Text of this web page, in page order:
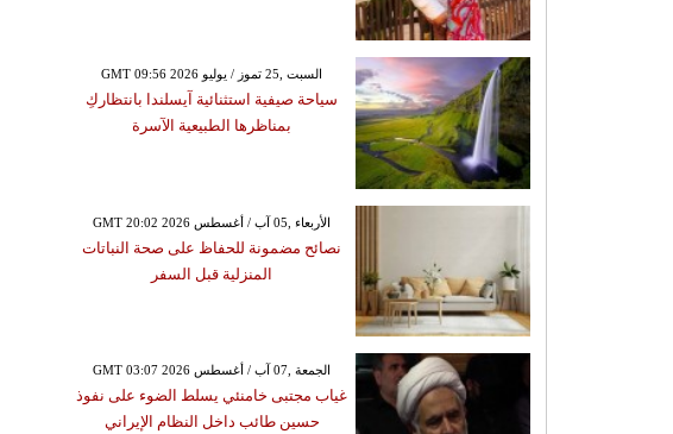
GMT 09:56 2026 السبت ,25 تموز / يوليو
سياحة صيفية استثنائية آيسلندا بانتظاركِ
بمناظرها الطبيعية الآسرة
GMT 20:02 2026 الأربعاء ,05 آب / أغسطس
نصائح مضمونة للحفاظ على صحة النباتات
المنزلية قبل السفر
GMT 03:07 2026 الجمعة ,07 آب / أغسطس
غياب مجتبى خامنئي يسلط الضوء على نفوذ
حسين طائب داخل النظام الإيراني